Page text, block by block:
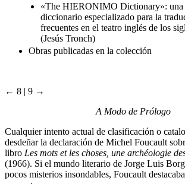
«The HIERONIMO Dictionary»: una
diccionario especializado para la
frecuentes en el teatro inglés de los
(Jesús Tronch)
Obras publicadas en la colección
← 8 | 9 →
A Modo de Prólogo
Cualquier intento actual de clasificación o
desdeñar la declaración de Michel Foucault
libro Les mots et les choses, une archéologie
(1966). Si el mundo literario de Jorge Luis
pocos misterios insondables, Foucault